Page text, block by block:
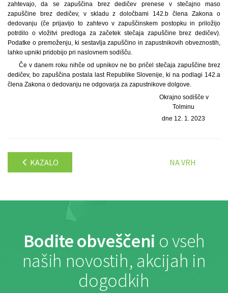
zahtevajo, da se zapuščina brez dedičev prenese v stečajno maso
zapuščine brez dedičev, v skladu z določbami 142.b člena Zakona o
dedovanju (če prijavijo to zahtevo v zapuščinskem postopku in priložijo
potrdilo o vložitvi predloga za začetek stečaja zapuščine brez dedičev).
Podatke o premoženju, ki sestavlja zapuščino in zapustnikovih obveznostih,
lahko upniki pridobijo pri naslovnem sodišču.
Če v danem roku nihče od upnikov ne bo pričel stečaja zapuščine brez
dedičev, bo zapuščina postala last Republike Slovenije, ki na podlagi 142.a
člena Zakona o dedovanju ne odgovarja za zapustnikove dolgove.
Okrajno sodišče v
Tolminu
dne 12. 1. 2023
KAZALO NA VRH
Bodite obveščeni o vseh
naših novostih, akcijah in
dogodkih